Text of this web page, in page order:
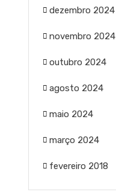
dezembro 2024
novembro 2024
outubro 2024
agosto 2024
maio 2024
março 2024
fevereiro 2018